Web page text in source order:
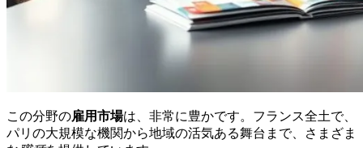
この分野の雇用市場は、非常に豊かです。フランス全土で、
パリの大規模な機関から地域の活気ある舞台まで、さまざま